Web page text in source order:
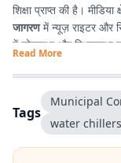
शिक्षा प्राप्त की है।
जागरणमें न्यूज़ राइटर और
में लोकसभा और विधानसभा
प्राप्त किया। इसके
किया है, जिसके कारण
रुचि है। सटीक, निष्पक्ष
जानकारी पहुँचाना उनकी
Read More
Tags
Municipal
water chillers